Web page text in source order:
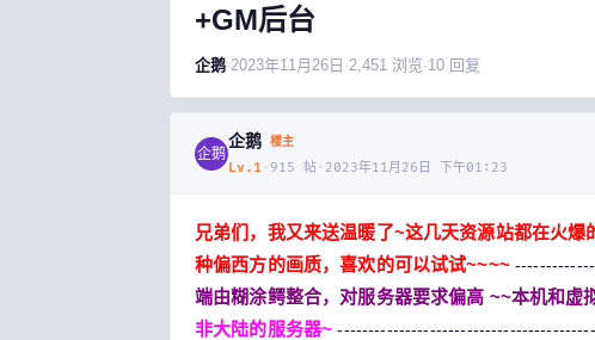
+GM后台
企鹅·2023年11月26日 ·2,451 浏览·10 回复
企鹅
企鹅 楼主
Lv. 1 · 915 帖 · 2023年11月26日 下午01:23
兄弟们，我又来送温暖了~这几天资源站都在火
种偏西方的画质，喜欢的可以试试~~~~
端由糊涂鳄整合，对服务器要求偏高 ~~本机和虚
非大陆的服务器~